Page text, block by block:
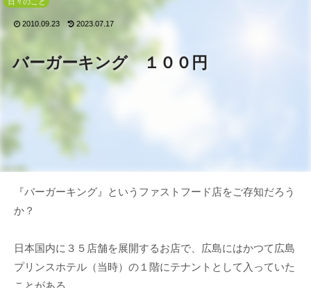
バーガーキング １００円
2010.09.23 2023.07.17
『バーガーキング』というファストフード店をご存知だろう
か？
日本国内に３５店舗を展開するお店で、広島にはかつて広島
プリンスホテル（当時）の１階にテナントとして入っていた